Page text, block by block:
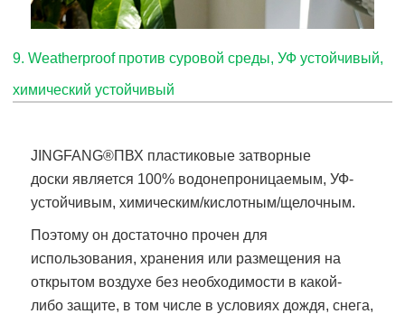
9. Weatherproof против суровой среды, УФ устойчивый,
химический устойчивый
JINGFANG®ПВХ пластиковые затворные
доски является 100% водонепроницаемым, УФ-
устойчивым, химическим/кислотным/щелочным.
Поэтому он достаточно прочен для
использования, хранения или размещения на
открытом воздухе без необходимости в какой-
либо защите, в том числе в условиях дождя, снега,